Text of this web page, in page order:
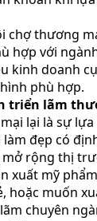
chợ thương
hợp với
kinh doanh
phù hợp.
triển lãm
lại là sự
làm đẹp có
rộng thị
xuất mỹ
hoặc muốn
chuyên